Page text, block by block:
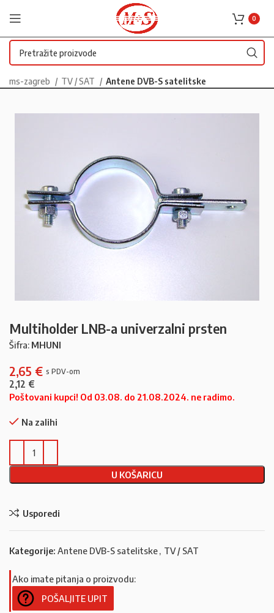
0
ms-zagreb TV / SAT Antene DVB-S satelitske
Multiholder LNB-a univerzalni prsten
Šifra: MHUNI
2,65 €
2,12 €
Poštovani kupci! Od 03.08. do 21.08.2024. ne radimo.
Na zalihi
U KOŠARICU
Usporedi
Kategorije: Antene DVB-S satelitske, TV / SAT
Ako imate pitanja o proizvodu:
POŠALJITE UPIT